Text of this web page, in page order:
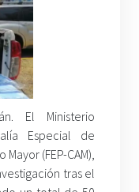
El Ministerio
Especial de
(FEP-CAM),
tras el